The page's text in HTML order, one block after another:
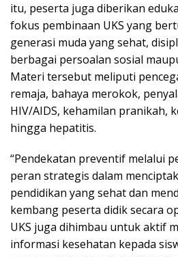
itu, peserta juga diberikan
fokus pembinaan UKS yang
generasi muda yang sehat,
berbagai persoalan sosial
Materi tersebut meliputi
remaja, bahaya merokok,
HIV/AIDS, kehamilan pranikah,
hingga hepatitis.
“Pendekatan preventif melalui
peran strategis dalam
pendidikan yang sehat dan
kembang peserta didik secara
UKS juga dihimbau untuk aktif
informasi kesehatan kepada